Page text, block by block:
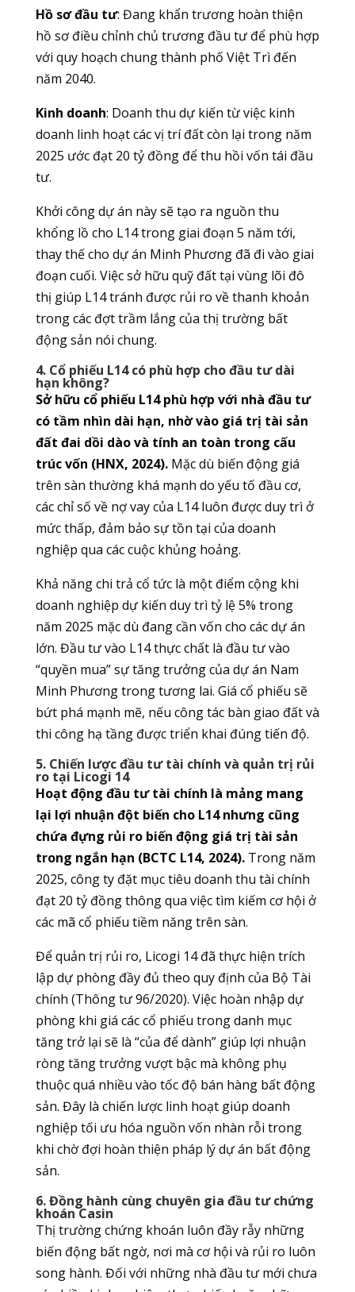
Hồ sơ đầu tư: Đang khẩn trương hoàn thiện
hồ sơ điều chỉnh chủ trương đầu tư để phù hợp
với quy hoạch chung thành phố Việt Trì đến
năm 2040.
Kinh doanh: Doanh thu dự kiến từ việc kinh
doanh linh hoạt các vị trí đất còn lại trong năm
2025 ước đạt 20 tỷ đồng để thu hồi vốn tái đầu
tư.
Khởi công dự án này sẽ tạo ra nguồn thu
khổng lồ cho L14 trong giai đoạn 5 năm tới,
thay thế cho dự án Minh Phương đã đi vào giai
đoạn cuối. Việc sở hữu quỹ đất tại vùng lõi đô
thị giúp L14 tránh được rủi ro về thanh khoản
trong các đợt trầm lắng của thị trường bất
động sản nói chung.
4. Cổ phiếu L14 có phù hợp cho đầu tư dài
hạn không?
Sở hữu cổ phiếu L14 phù hợp với nhà đầu tư
có tầm nhìn dài hạn, nhờ vào giá trị tài sản
đất đai dồi dào và tính an toàn trong cấu
trúc vốn (HNX, 2024).Mặc dù biến động giá
trên sàn thường khá mạnh do yếu tố đầu cơ,
các chỉ số về nợ vay của L14 luôn được duy trì ở
mức thấp, đảm bảo sự tồn tại của doanh
nghiệp qua các cuộc khủng hoảng.
Khả năng chi trả cổ tức là một điểm cộng khi
doanh nghiệp dự kiến duy trì tỷ lệ 5% trong
năm 2025 mặc dù đang cần vốn cho các dự án
lớn. Đầu tư vào L14 thực chất là đầu tư vào
“quyền mua” sự tăng trưởng của dự án Nam
Minh Phương trong tương lai. Giá cổ phiếu sẽ
bứt phá mạnh mẽ, nếu công tác bàn giao đất và
thi công hạ tầng được triển khai đúng tiến độ.
5. Chiến lược đầu tư tài chính và quản trị rủi
ro tại Licogi 14
Hoạt động đầu tư tài chính là mảng mang
lại lợi nhuận đột biến cho L14 nhưng cũng
chứa đựng rủi ro biến động giá trị tài sản
trong ngắn hạn (BCTC L14, 2024).Trong năm
2025, công ty đặt mục tiêu doanh thu tài chính
đạt 20 tỷ đồng thông qua việc tìm kiếm cơ hội ở
các mã cổ phiếu tiềm năng trên sàn.
Để quản trị rủi ro, Licogi 14 đã thực hiện trích
lập dự phòng đầy đủ theo quy định của Bộ Tài
chính (Thông tư 96/2020). Việc hoàn nhập dự
phòng khi giá các cổ phiếu trong danh mục
tăng trở lại sẽ là “của để dành” giúp lợi nhuận
ròng tăng trưởng vượt bậc mà không phụ
thuộc quá nhiều vào tốc độ bán hàng bất động
sản. Đây là chiến lược linh hoạt giúp doanh
nghiệp tối ưu hóa nguồn vốn nhàn rỗi trong
khi chờ đợi hoàn thiện pháp lý dự án bất động
sản.
6. Đồng hành cùng chuyên gia đầu tư chứng
khoán Casin
Thị trường chứng khoán luôn đầy rẫy những
biến động bất ngờ, nơi mà cơ hội và rủi ro luôn
song hành. Đối với những nhà đầu tư mới chưa